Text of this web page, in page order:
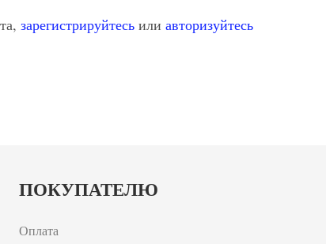
зарегистрируйтесь или авторизуйтесь
ПОКУПАТЕЛЮ
Оплата